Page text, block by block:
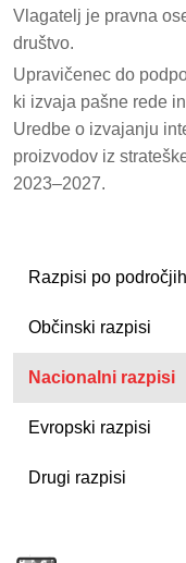
Razpisi po področjih
Občinski razpisi
Nacionalni razpisi
Evropski razpisi
Drugi razpisi
Vlagatelj je pravna
društvo.
Upravičenec do
ki izvaja pašne rede
Uredbe o izvajanju
proizvodov iz
2023–2027.